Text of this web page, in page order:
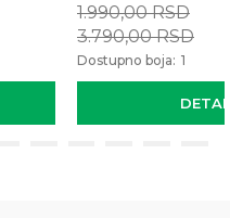
1.990,00RSD
3.790,00RSD
Dostupno boja: 1